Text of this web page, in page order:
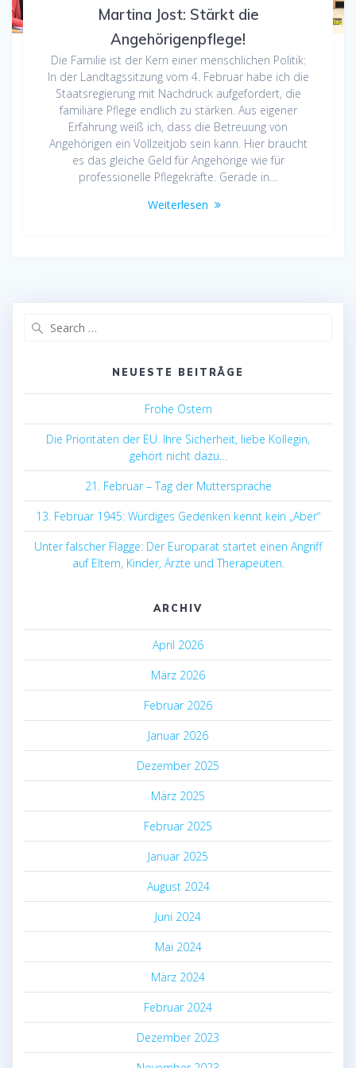
Martina Jost: Stärkt die
Angehörigenpflege!
Die Familie ist der Kern einer menschlichen Politik:
In der Landtagssitzung vom 4. Februar habe ich die
Staatsregierung mit Nachdruck aufgefordert, die
familiäre Pflege endlich zu stärken. Aus eigener
Erfahrung weiß ich, dass die Betreuung von
Angehörigen ein Vollzeitjob sein kann. Hier braucht
es das gleiche Geld für Angehörige wie für
professionelle Pflegekräfte. Gerade in…
Weiterlesen
NEUESTE BEITRÄGE
Frohe Ostern
Die Prioritäten der EU. Ihre Sicherheit, liebe Kollegin,
gehört nicht dazu…
21. Februar – Tag der Muttersprache
13. Februar 1945: Würdiges Gedenken kennt kein „Aber“
Unter falscher Flagge: Der Europarat startet einen Angriff
auf Eltern, Kinder, Ärzte und Therapeuten.
ARCHIV
April 2026
März 2026
Februar 2026
Januar 2026
Dezember 2025
März 2025
Februar 2025
Januar 2025
August 2024
Juni 2024
Mai 2024
März 2024
Februar 2024
Dezember 2023